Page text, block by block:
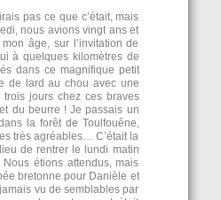
pas ce que c’était, mais
nous avions vingt ans et
âge, sur l’invitation de
à quelques kilomètres de
dans ce magnifique petit
de lard au chou avec une
trois jours chez ces braves
du beurre ! Je passais un
la forêt de Toulfouêne,
très agréables… C’était la
de rentrer le lundi matin
étions attendus, mais
bretonne pour Danièle et
vu de semblables par